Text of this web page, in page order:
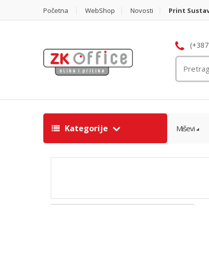
Početna WebShop Novosti Print
Kategorije Miševi